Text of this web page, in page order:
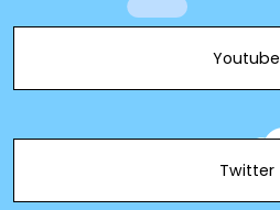
Youtube
Twitter